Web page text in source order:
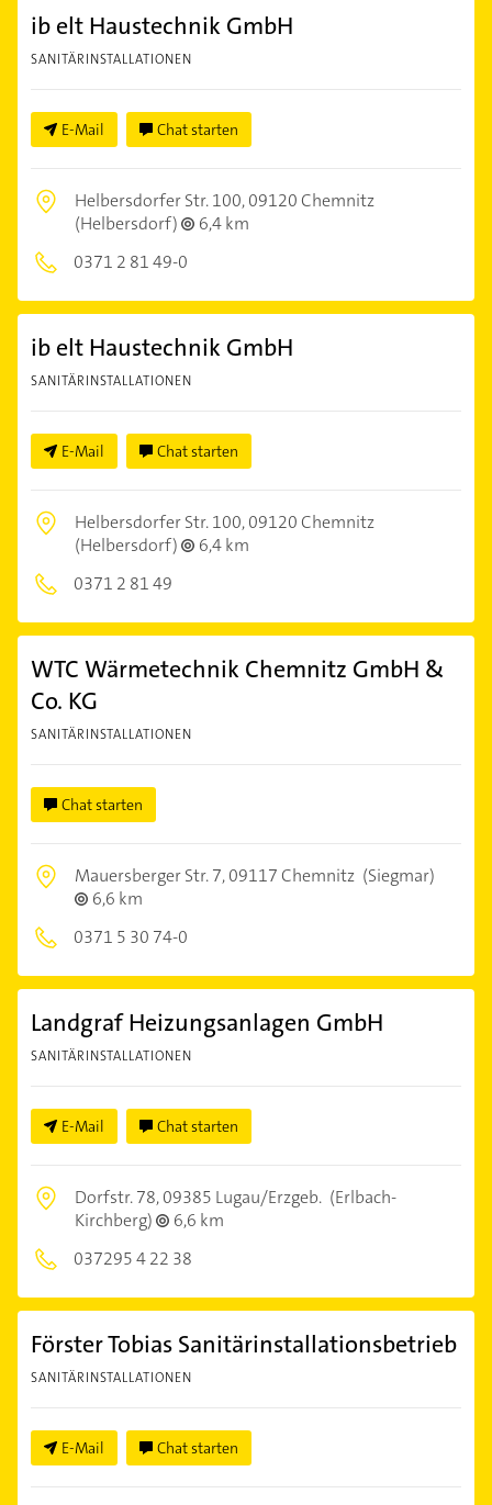
ib elt Haustechnik GmbH
SANITÄRINSTALLATIONEN
E-Mail Chat starten
Helbersdorfer Str. 100,09120 Chemnitz
(Helbersdorf)
6,4 km
0371 2 81 49-0
ib elt Haustechnik GmbH
SANITÄRINSTALLATIONEN
E-Mail Chat starten
Helbersdorfer Str. 100,09120 Chemnitz
(Helbersdorf)
6,4 km
0371 2 81 49
WTC Wärmetechnik Chemnitz GmbH &
Co. KG
SANITÄRINSTALLATIONEN
Chat starten
Mauersberger Str. 7,09117 Chemnitz (Siegmar)
6,6 km
0371 5 30 74-0
Landgraf Heizungsanlagen GmbH
SANITÄRINSTALLATIONEN
E-Mail Chat starten
Dorfstr. 78,09385 Lugau/Erzgeb. (Erlbach-
Kirchberg)
6,6 km
037295 4 22 38
Förster Tobias Sanitärinstallationsbetrieb
SANITÄRINSTALLATIONEN
E-Mail Chat starten